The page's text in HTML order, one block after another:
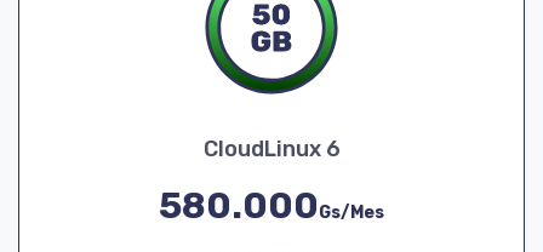
CloudLinux 6
580.000Gs/Mes